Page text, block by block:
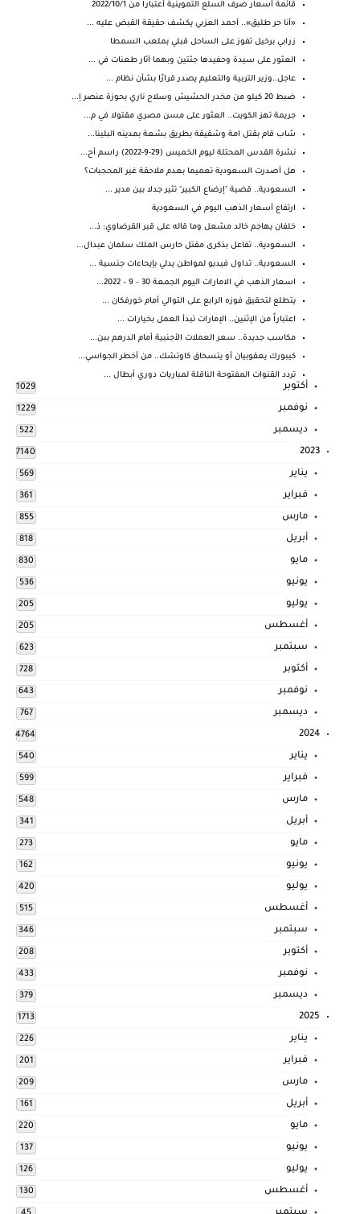
قائمة أسعار صرف السلع التموينية أعتبارا من 2022/10/1
«أنا حر طليق».. أحمد العزبي يكشف حقيقة القبض عليه ...
زرابي برخيل تفوز على الساحل قبلي بملعب السمطا
العثور على سيدة وحفيدها جثتين وبهما آثار طعنات في ...
عاجل..وزير التربية والتعليم يصدر قرارًا بشأن نظام ...
ضبط 20 كيلو من مخدر الحشيش وسلاح ناري بحوزة عنصر إ...
جريمة تهز الكويت.. العثور على مسن مصري مقتولا في م...
شاب قام بقتل امة وشقيقة بطريق بشعة بمدينه البلينا...
نشرة القدس المحتلة ليوم الخميس (29-9-2022) راسم أح...
هل أصدرت السعودية تعميما بعدم ملاحقة غير المحجبات؟
السعودية.. قضية "إرضاع الكبير" تثير جدلا بين مدير ...
ارتفاع أسعار الذهب اليوم في السعودية
خلفان يهاجم خالد مشعل وما قاله على قبر القرضاوي: ذ...
السعودية.. تفاعل بذكرى مقتل حارس الملك سلمان عبدال...
السعودية.. تداول فيديو لمواطن يدلي بإيحاءات جنسية ...
اسعار الذهب في الامارات اليوم الجمعة 30 – 9 – 2022...
يتطلع لتحقيق فوزه الرابع على التوالي أمام خورفكان ...
اعتباراً من الإثنين.. الإمارات تبدأ العمل بخيارات ...
مكاسب جديدة.. سعر العملات الأجنبية أمام الدرهم ببن...
كيبورك يعقوبيان أو يتسحاق كاوتشك.. من أخطر الجواسي...
تردد القنوات المفتوحة الناقلة لمباريات دوري أبطال ...
أكتوبر 1029
نوفمبر 1229
ديسمبر 522
2023
7140
يناير 569
فبراير 361
مارس 855
أبريل 818
مايو 830
يونيو 536
يوليو 205
أغسطس 205
سبتمبر 623
أكتوبر 728
نوفمبر 643
ديسمبر 767
2024
4764
يناير 540
فبراير 599
مارس 548
أبريل 341
مايو 273
يونيو 162
يوليو 420
أغسطس 515
سبتمبر 346
أكتوبر 208
نوفمبر 433
ديسمبر 379
2025
1713
يناير 226
فبراير 201
مارس 209
أبريل 161
مايو 220
يونيو 137
يوليو 126
أغسطس 130